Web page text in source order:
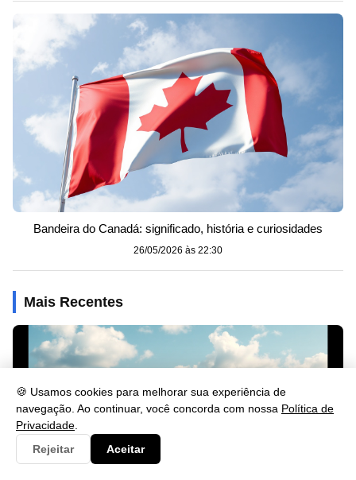
🍪 Usamos cookies para melhorar sua experiência de
navegação. Ao continuar, você concorda com nossa Política de
Privacidade
Rejeitar
Aceitar
Bandeira do Canadá: significado, história e curiosidades
26/05/2026 às 22:30
Mais Recentes